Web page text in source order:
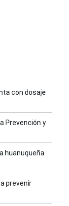
con dosaje
Prevención y
huanuqueña
prevenir